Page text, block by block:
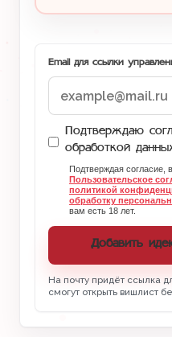
Email для ссылки
Подтверждаю
обработкой
Подтверждая согласие,
Пользовательское
политикой
обработку
вам есть 18 лет.
Добавить
На почту придёт ссылка
смогут открыть вишлист